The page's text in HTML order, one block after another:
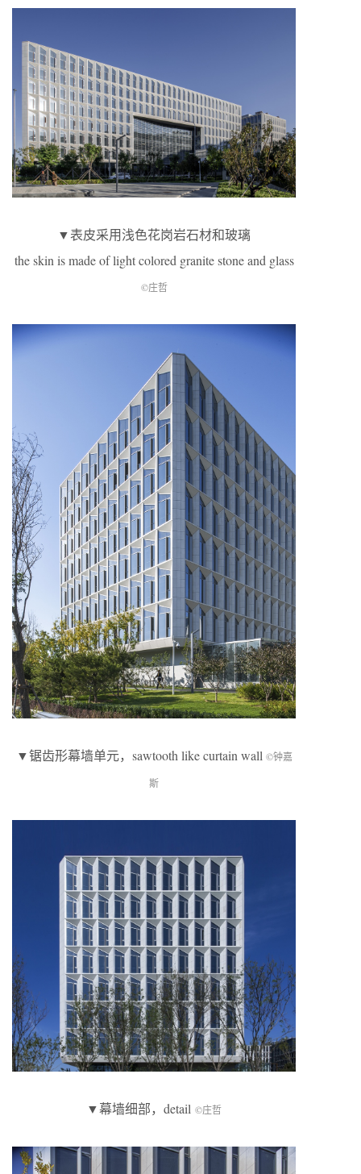
▼表皮采用浅色花岗岩石材和玻璃
the skin is made of light colored granite stone and glass
©庄哲
▼锯齿形幕墙单元，sawtooth like curtain wall ©钟嘉
斯
▼幕墙细部，detail ©庄哲